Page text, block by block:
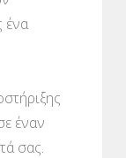
ένα
έναν
σας.